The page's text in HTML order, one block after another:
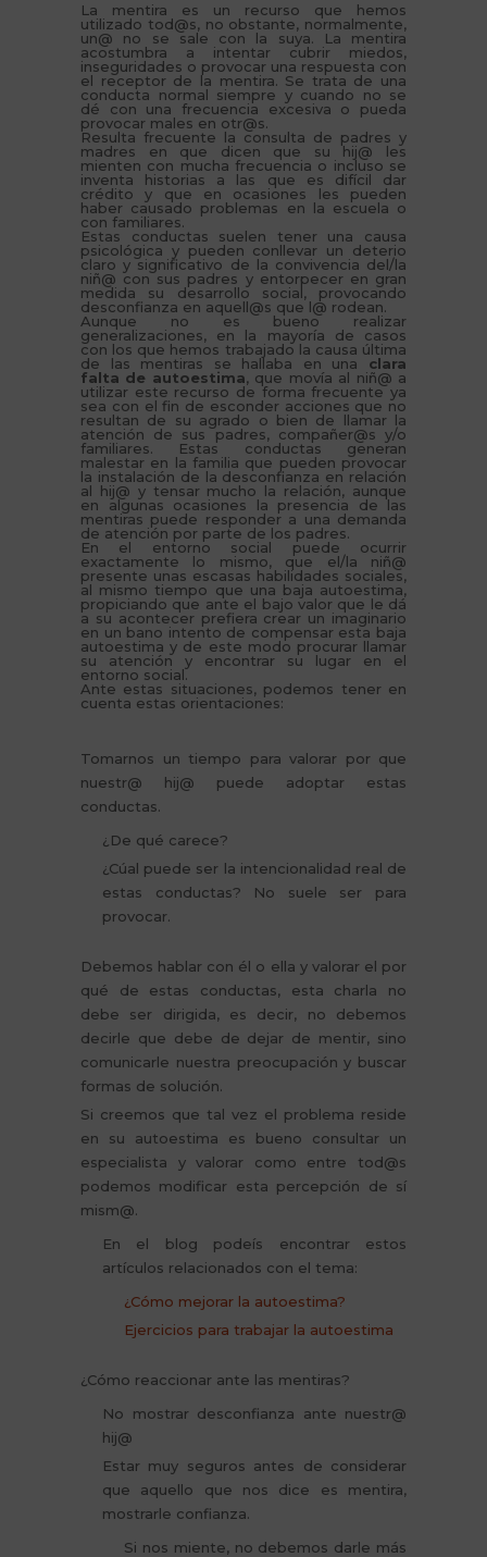
La mentira es un recurso que hemos
utilizado tod@s, no obstante, normalmente,
un@ no se sale con la suya. La mentira
acostumbra a intentar cubrir miedos,
inseguridades o provocar una respuesta con
el receptor de la mentira. Se trata de una
conducta normal siempre y cuando no se
dé con una frecuencia excesiva o pueda
provocar males en otr@s.
Resulta frecuente la consulta de padres y
madres en que dicen que su hij@ les
mienten con mucha frecuencia o incluso se
inventa historias a las que es difícil dar
crédito y que en ocasiones les pueden
haber causado problemas en la escuela o
con familiares.
Estas conductas suelen tener una causa
psicológica y pueden conllevar un deterio
claro y significativo de la convivencia del/la
niñ@ con sus padres y entorpecer en gran
medida su desarrollo social, provocando
desconfianza en aquell@s que l@ rodean.
Aunque no es bueno realizar
generalizaciones, en la mayoría de casos
con los que hemos trabajado la causa última
de las mentiras se hallaba en una clara
falta de autoestima, que movía al niñ@ a
utilizar este recurso de forma frecuente ya
sea con el fin de esconder acciones que no
resultan de su agrado o bien de llamar la
atención de sus padres, compañer@s y/o
familiares. Estas conductas generan
malestar en la familia que pueden provocar
la instalación de la desconfianza en relación
al hij@ y tensar mucho la relación, aunque
en algunas ocasiones la presencia de las
mentiras puede responder a una demanda
de atención por parte de los padres.
En el entorno social puede ocurrir
exactamente lo mismo, que el/la niñ@
presente unas escasas habilidades sociales,
al mismo tiempo que una baja autoestima,
propiciando que ante el bajo valor que le dá
a su acontecer prefiera crear un imaginario
en un bano intento de compensar esta baja
autoestima y de este modo procurar llamar
su atención y encontrar su lugar en el
entorno social.
Ante estas situaciones, podemos tener en
cuenta estas orientaciones:
Tomarnos un tiempo para valorar por que
nuestr@ hij@ puede adoptar estas
conductas.
¿De qué carece?
¿Cúal puede ser la intencionalidad real de
estas conductas? No suele ser para
provocar.
Debemos hablar con él o ella y valorar el por
qué de estas conductas, esta charla no
debe ser dirigida, es decir, no debemos
decirle que debe de dejar de mentir, sino
comunicarle nuestra preocupación y buscar
formas de solución.
Si creemos que tal vez el problema reside
en su autoestima es bueno consultar un
especialista y valorar como entre tod@s
podemos modificar esta percepción de sí
mism@.
En el blog podeís encontrar estos
artículos relacionados con el tema:
¿Cómo mejorar la autoestima?
Ejercicios para trabajar la autoestima
¿Cómo reaccionar ante las mentiras?
No mostrar desconfianza ante nuestr@
hij@
Estar muy seguros antes de considerar
que aquello que nos dice es mentira,
mostrarle confianza.
Si nos miente, no debemos darle más